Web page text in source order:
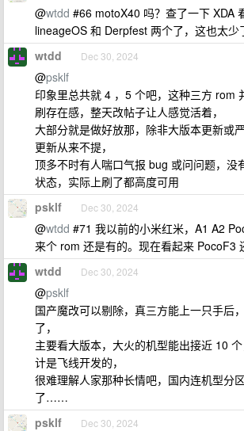
@wtdd #66 motoX40 吗？查了一下 XDA
lineageOS 和 Derpfest 两个了，这也太少
wtdd Dec 30, 2024
@psklf
印象里总共就 4 ，5 个吧，这种三方 rom
刷存在感，整天改帖子让人感觉活着，
大部分就是做好放那，除非大版本更新或
更新从来不提，
顶多不时有人喘口气报 bug 或问问题，没
状态，实际上刷了都高度可用
psklf Dec 30, 2024
@wtdd #71 我以前的小米红米，A1 A2
来个 rom 还是有的。现在看起来 PocoF3
wtdd Dec 30, 2024
@psklf
国产魔改可以剔除，真三方能上一只手后
了，
主要看大版本，大火的机型能出接近 10
计是飞线开发的，
很难理解人家那种长情吧，国内连机型分
了……
psklf Dec 30, 2024